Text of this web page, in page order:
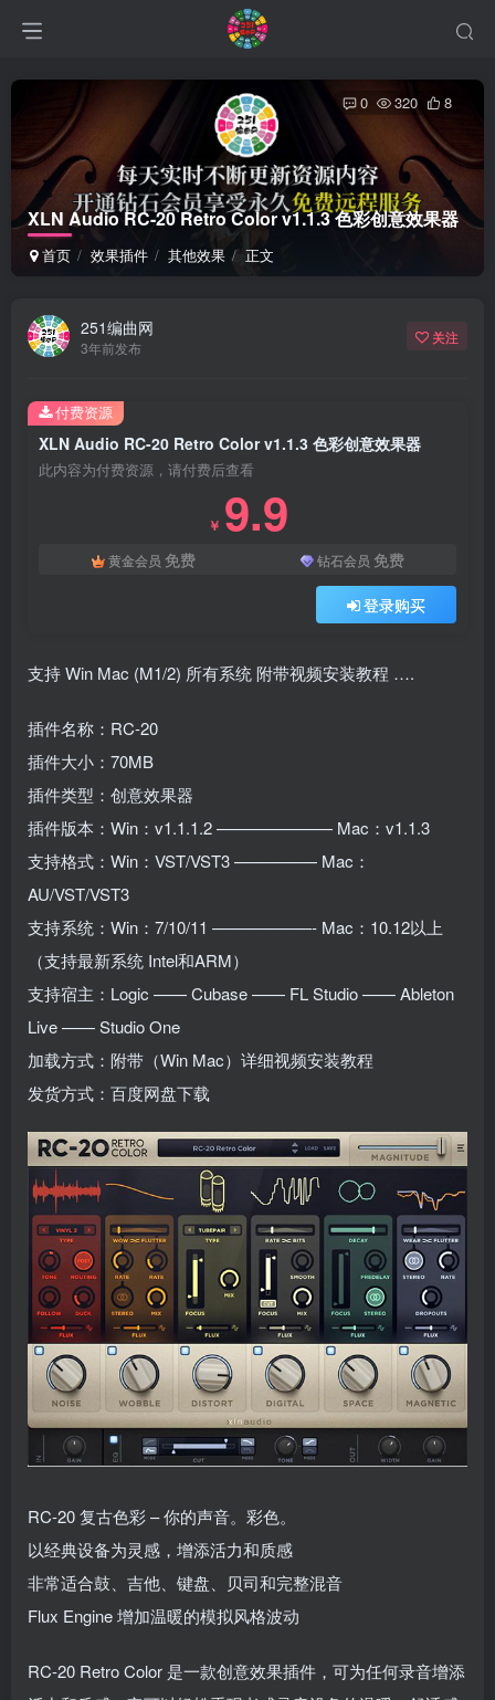
XLN Audio RC-20 Retro Color v1.1.3 色彩创意效果器
首页 效果插件 其他效果 正文
0 320 8
251编曲网
3年前发布
关注
XLN Audio RC-20 Retro Color v1.1.3 色彩创意效果器
此内容为付费资源，请付费后查看
￥ 9.9
黄金会员 免费 钻石会员 免费
登录购买
付费资源
支持 Win Mac (M1/2) 所有系统 附带视频安装教程 ….
插件名称：RC-20
插件大小：70MB
插件类型：创意效果器
插件版本：Win：v1.1.1.2 ——————— Mac：v1.1.3
支持格式：Win：VST/VST3 ————— Mac：
AU/VST/VST3
支持系统：Win：7/10/11 ——————- Mac：10.12以上
（支持最新系统 Intel和ARM）
支持宿主：Logic —— Cubase —— FL Studio —— Ableton
Live —— Studio One
加载方式：附带（Win Mac）详细视频安装教程
发货方式：百度网盘下载
RC-20 复古色彩 – 你的声音。彩色。
以经典设备为灵感，增添活力和质感
非常适合鼓、吉他、键盘、贝司和完整混音
Flux Engine 增加温暖的模拟风格波动
RC-20 Retro Color 是一款创意效果插件，可为任何录音增添